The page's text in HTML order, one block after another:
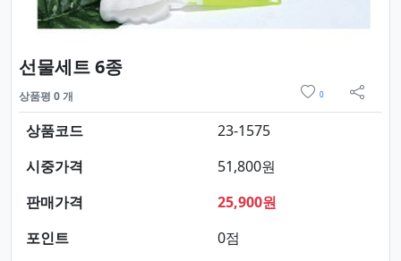
선물세트 6종요약정보 및 구매
상품평 0 개 0
sns 공
상품코드
23-1575
시중가격
51,800원
판매가격
25,900원
포인트
0점